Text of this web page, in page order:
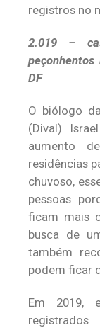
registros no
2.019 –
DF
O biólogo
(Dival)
aumento
residências
chuvoso,
pessoas
ficam mais
busca de
também
podem ficar
Em 2019,